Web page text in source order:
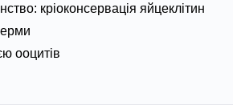
кріоконсервація яйцеклітин
ооцитів